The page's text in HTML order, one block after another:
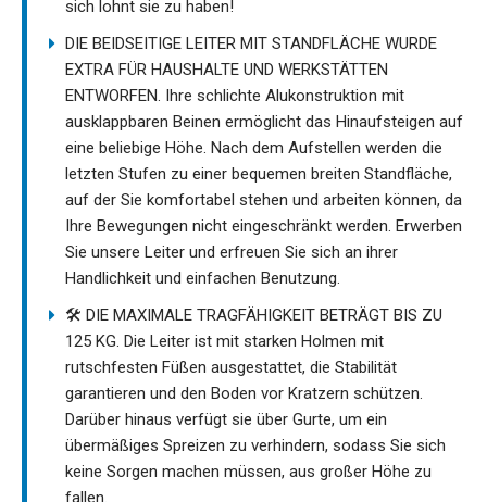
sich lohnt sie zu haben!
DIE BEIDSEITIGE LEITER MIT STANDFLÄCHE WURDE
EXTRA FÜR HAUSHALTE UND WERKSTÄTTEN
ENTWORFEN. Ihre schlichte Alukonstruktion mit
ausklappbaren Beinen ermöglicht das Hinaufsteigen auf
eine beliebige Höhe. Nach dem Aufstellen werden die
letzten Stufen zu einer bequemen breiten Standfläche,
auf der Sie komfortabel stehen und arbeiten können, da
Ihre Bewegungen nicht eingeschränkt werden. Erwerben
Sie unsere Leiter und erfreuen Sie sich an ihrer
Handlichkeit und einfachen Benutzung.
🛠️ DIE MAXIMALE TRAGFÄHIGKEIT BETRÄGT BIS ZU
125 KG. Die Leiter ist mit starken Holmen mit
rutschfesten Füßen ausgestattet, die Stabilität
garantieren und den Boden vor Kratzern schützen.
Darüber hinaus verfügt sie über Gurte, um ein
übermäßiges Spreizen zu verhindern, sodass Sie sich
keine Sorgen machen müssen, aus großer Höhe zu
fallen.